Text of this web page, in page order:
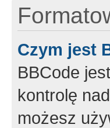
Czym jest
BBCode
kontrolę
możesz